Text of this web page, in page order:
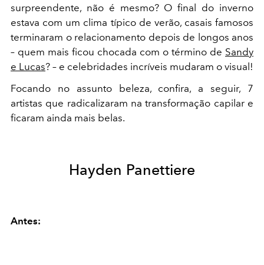
surpreendente, não é mesmo? O final do inverno
estava com um clima típico de verão, casais famosos
terminaram o relacionamento depois de longos anos
– quem mais ficou chocada com o término de Sandy
e Lucas? – e celebridades incríveis mudaram o visual!
Focando no assunto beleza, confira, a seguir, 7
artistas que radicalizaram na transformação capilar e
ficaram ainda mais belas.
Hayden Panettiere
Antes: